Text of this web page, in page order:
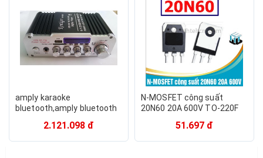
amply karaoke
bluetooth,amply bluetooth
298A,Chống hú,Bảo hành 12
tháng
2.121.098 đ
N-MOSFET công suất
20N60 20A 600V TO-220F
51.697 đ